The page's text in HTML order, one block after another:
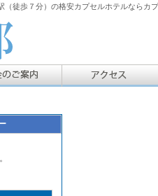
徒歩７分）の格安カプセルホテルならカ